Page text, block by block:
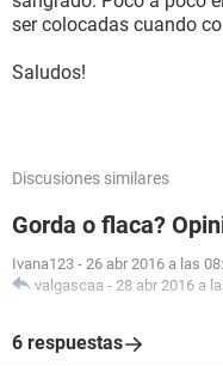
ser colocadas cuando
Saludos!
Discusiones similares
Gorda o flaca?
Ivana123 - 26 abr 2016 a las
valgascaa - 28 abr 2016 a
6 respuestas